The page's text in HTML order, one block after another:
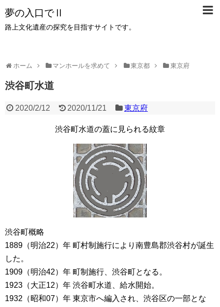
夢の入口でⅡ
路上文化遺産の探究を目指すサイトです。
ホーム マンホールを求めて 東京都 東京府
渋谷町水道
2020/2/12 2020/11/21 東京府
渋谷町水道の蓋に見られる紋章
渋谷町概略
1889（明治22）年 町村制施行により南豊島郡渋谷村が誕生
した。
1909（明治42）年 町制施行、渋谷町となる。
1923（大正12）年 渋谷町水道、給水開始。
1932（昭和07）年 東京市へ編入され、渋谷区の一部とな